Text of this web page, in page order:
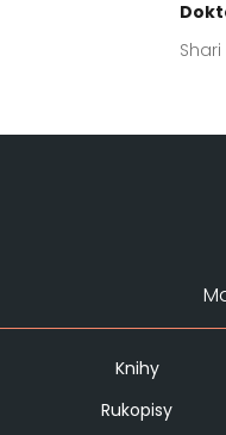
Shari
Knihy
Rukopisy